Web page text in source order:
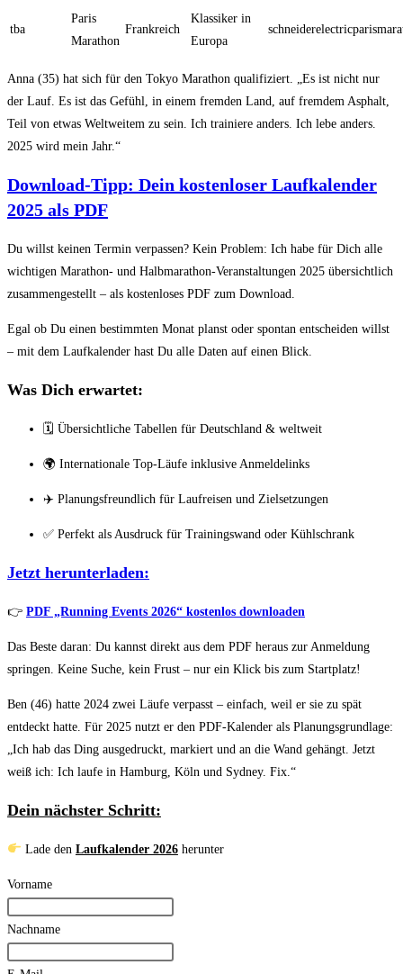
tba
Paris
Marathon
Frankreich
Klassiker in
Europa
Anna (35) hat sich für den Tokyo Marathon qualifiziert. „Es ist nicht nur
der Lauf. Es ist das Gefühl, in einem fremden Land, auf fremdem Asphalt,
Teil von etwas Weltweitem zu sein. Ich trainiere anders. Ich lebe anders.
2025 wird mein Jahr.“
Download-Tipp: Dein kostenloser Laufkalender
2025 als PDF
Du willst keinen Termin verpassen? Kein Problem: Ich habe für Dich alle
wichtigen Marathon- und Halbmarathon-Veranstaltungen 2025 übersichtlich
zusammengestellt – als kostenloses PDF zum Download.
Egal ob Du einen bestimmten Monat planst oder spontan entscheiden willst
– mit dem Laufkalender hast Du alle Daten auf einen Blick.
Was Dich erwartet:
🗓️ Übersichtliche Tabellen für Deutschland & weltweit
🌍 Internationale Top-Läufe inklusive Anmeldelinks
✈️ Planungsfreundlich für Laufreisen und Zielsetzungen
✅ Perfekt als Ausdruck für Trainingswand oder Kühlschrank
Jetzt herunterladen:
👉 PDF „Running Events 2026“ kostenlos downloaden
Das Beste daran: Du kannst direkt aus dem PDF heraus zur Anmeldung
springen. Keine Suche, kein Frust – nur ein Klick bis zum Startplatz!
Ben (46) hatte 2024 zwei Läufe verpasst – einfach, weil er sie zu spät
entdeckt hatte. Für 2025 nutzt er den PDF-Kalender als Planungsgrundlage:
„Ich hab das Ding ausgedruckt, markiert und an die Wand gehängt. Jetzt
weiß ich: Ich laufe in Hamburg, Köln und Sydney. Fix.“
Dein nächster Schritt:
Lade den Laufkalender 2026herunter
Vorname
Nachname